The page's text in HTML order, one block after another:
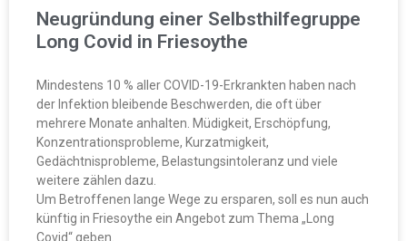
Neugründung einer Selbsthilfegruppe
Long Covid in Friesoythe
Mindestens 10 % aller COVID-19-Erkrankten haben nach
der Infektion bleibende Beschwerden, die oft über
mehrere Monate anhalten. Müdigkeit, Erschöpfung,
Konzentrationsprobleme, Kurzatmigkeit,
Gedächtnisprobleme, Belastungsintoleranz und viele
weitere zählen dazu.
Um Betroffenen lange Wege zu ersparen, soll es nun auch
künftig in Friesoythe ein Angebot zum Thema „Long
Covid“ geben.